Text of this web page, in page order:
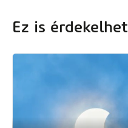
Ez is érdekelhet